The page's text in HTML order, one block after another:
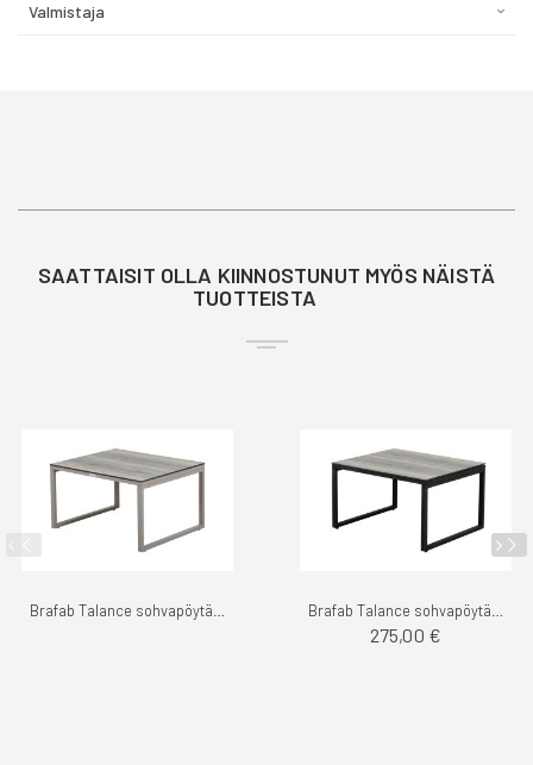
Valmistaja
SAATTAISIT OLLA KIINNOSTUNUT MYÖS NÄISTÄ
TUOTTEISTA
275,00 €